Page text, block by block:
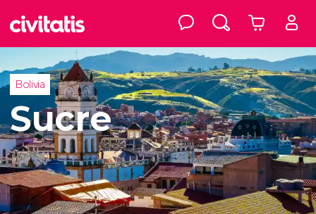
Bolivia
Sucre